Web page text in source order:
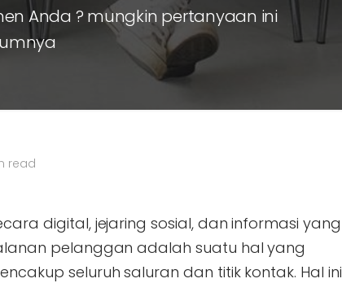
Anda ? mungkin pertanyaan ini
read
digital, jejaring sosial, dan informasi yang
pelanggan adalah suatu hal yang
seluruh saluran dan titik kontak. Hal ini